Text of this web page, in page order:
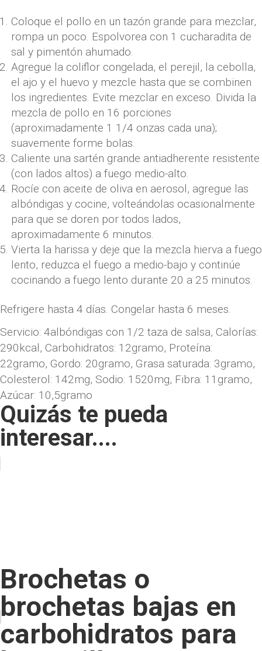
Coloque el pollo en un tazón grande para mezclar,
rompa un poco. Espolvorea con 1 cucharadita de
sal y pimentón ahumado.
Agregue la coliflor congelada, el perejil, la cebolla,
el ajo y el huevo y mezcle hasta que se combinen
los ingredientes. Evite mezclar en exceso. Divida la
mezcla de pollo en 16 porciones
(aproximadamente 1 1/4 onzas cada una);
suavemente forme bolas.
Caliente una sartén grande antiadherente resistente
(con lados altos) a fuego medio-alto.
Rocíe con aceite de oliva en aerosol, agregue las
albóndigas y cocine, volteándolas ocasionalmente
para que se doren por todos lados,
aproximadamente 6 minutos.
Vierta la harissa y deje que la mezcla hierva a fuego
lento, reduzca el fuego a medio-bajo y continúe
cocinando a fuego lento durante 20 a 25 minutos.
Refrigere hasta 4 días. Congelar hasta 6 meses.
Servicio: 4albóndigas con 1/2 taza de salsa, Calorías:
290kcal, Carbohidratos: 12gramo, Proteína:
22gramo, Gordo: 20gramo, Grasa saturada: 3gramo,
Colesterol: 142mg, Sodio: 1520mg, Fibra: 11 gramo,
Azúcar: 10,5gramo
Quizás te pueda
interesar....
Brochetas o
brochetas bajas en
carbohidratos para